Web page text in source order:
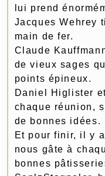
lui prend
Jacques Wehrey
main de fer.
Claude
de vieux sages
points épineux.
Daniel Higlister
chaque réunion,
de bonnes idées.
Et pour finir, il y
nous gâte à
bonnes